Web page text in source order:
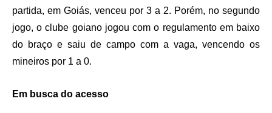
partida, em Goiás, venceu por 3 a 2. Porém, no segundo
jogo, o clube goiano jogou com o regulamento em baixo
do braço e saiu de campo com a vaga, vencendo os
mineiros por 1 a 0.
Em busca do acesso